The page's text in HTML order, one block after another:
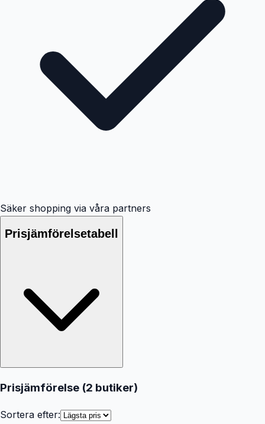
Säker shopping via våra partners
Prisjämförelsetabell
Prisjämförelse (2 butiker)
Sortera efter: